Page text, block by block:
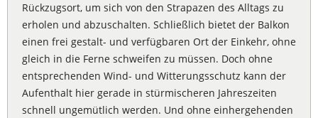
Rückzugsort, um sich von den Strapazen des Alltags zu
erholen und abzuschalten. Schließlich bietet der Balkon
einen frei gestalt- und verfügbaren Ort der Einkehr, ohne
gleich in die Ferne schweifen zu müssen. Doch ohne
entsprechenden Wind- und Witterungsschutz kann der
Aufenthalt hier gerade in stürmischeren Jahreszeiten
schnell ungemütlich werden. Und ohne einhergehenden